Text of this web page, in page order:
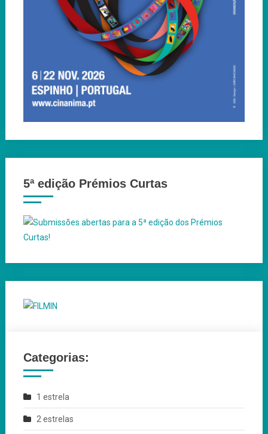
5ª edição Prémios Curtas
Categorias:
1 estrela
2 estrelas